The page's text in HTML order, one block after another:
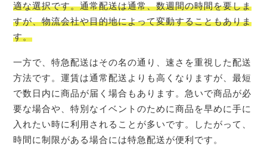
適な選択です。通常配送は通常、数週間の時間を要しま
すが、物流会社や目的地によって変動することもありま
す。
一方で、特急配送はその名の通り、速さを重視した配送
方法です。運賃は通常配送よりも高くなりますが、最短
で数日内に商品が届く場合もあります。急いで商品が必
要な場合や、特別なイベントのために商品を早めに手に
入れたい時に利用されることが多いです。したがって、
時間に制限がある場合には特急配送が便利です。